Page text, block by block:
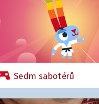
Sedm sabotérů